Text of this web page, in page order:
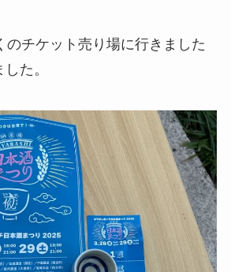
のチケット売り場に行きました
た。